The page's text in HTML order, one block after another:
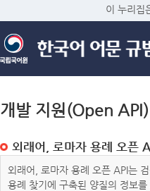
이 누리집
개발 지원(Open API)
외래어, 로마자 용례 오픈
외래어, 로마자 용례 오픈 API는
용례 찾기에 구축된 양질의 정보